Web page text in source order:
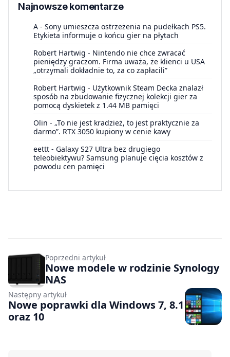
Najnowsze komentarze
A - Sony umieszcza ostrzeżenia na pudełkach PS5.
Etykieta informuje o końcu gier na płytach
Robert Hartwig - Nintendo nie chce zwracać
pieniędzy graczom. Firma uważa, że klienci u USA
„otrzymali dokładnie to, za co zapłacili”
Robert Hartwig - Użytkownik Steam Decka znalazł
sposób na zbudowanie fizycznej kolekcji gier za
pomocą dyskietek z 1.44 MB pamięci
Olin - „To nie jest kradzież, to jest praktycznie za
darmo”. RTX 3050 kupiony w cenie kawy
eettt - Galaxy S27 Ultra bez drugiego
teleobiektywu? Samsung planuje cięcia kosztów z
powodu cen pamięci
Poprzedni artykuł
Nowe modele w rodzinie Synology
NAS
Następny artykuł
Nowe poprawki dla Windows 7, 8.1
oraz 10